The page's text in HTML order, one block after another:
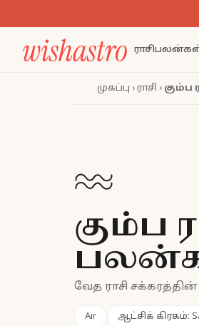
முகப்பு ›ராசி › கும்ப
♒
கும்ப
வேத ராசி
Air ஆட்சிக் கிரகம்: